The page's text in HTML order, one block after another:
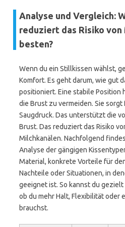
Analyse und Vergleich:
reduziert das Risiko von
besten?
Wenn du ein Stillkissen wählst,
Komfort. Es geht darum, wie gut
positioniert. Eine stabile Position
die Brust zu vermeiden. Sie
Saugdruck. Das unterstützt die
Brust. Das reduziert das Risiko
Milchkanälen. Nachfolgend
Analyse der gängigen
Material, konkrete Vorteile für
Nachteile oder Situationen, in
geeignet ist. So kannst du
ob du mehr Halt, Flexibilität oder
brauchst.